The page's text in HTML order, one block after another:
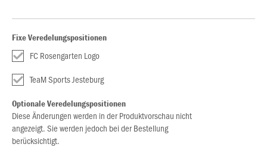
Fixe Veredelungspositionen
FC Rosengarten Logo
TeaM Sports Jesteburg
Optionale Veredelungspositionen
Diese Änderungen werden in der Produktvorschau nicht
angezeigt. Sie werden jedoch bei der Bestellung
berücksichtigt.